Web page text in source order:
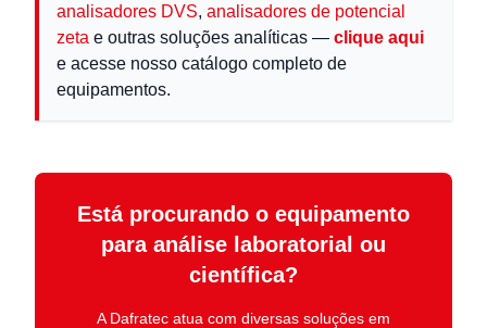
analisadores DVS, analisadores de potencial
zeta e outras soluções analíticas — clique aqui
e acesse nosso catálogo completo de
equipamentos.
Está procurando o equipamento
para análise laboratorial ou
científica?
A Dafratec atua com diversas soluções em